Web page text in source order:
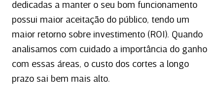
dedicadas a manter o seu bom funcionamento
possui maior aceitação do público, tendo um
maior retorno sobre investimento (ROI). Quando
analisamos com cuidado a importância do ganho
com essas áreas, o custo dos cortes a longo
prazo sai bem mais alto.